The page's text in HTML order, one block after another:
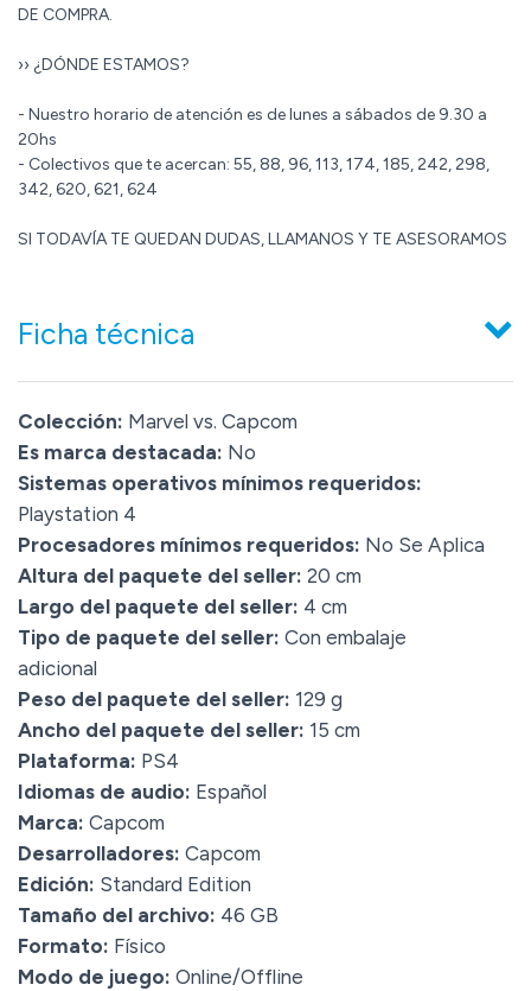
DE COMPRA.
›› ¿DÓNDE ESTAMOS?
- Nuestro horario de atención es de lunes a sábados de 9.30 a
20hs
- Colectivos que te acercan: 55, 88, 96, 113, 174, 185, 242, 298,
342, 620, 621, 624
SI TODAVÍA TE QUEDAN DUDAS, LLAMANOS Y TE ASESORAMOS
Ficha técnica
Colección: Marvel vs. Capcom
Es marca destacada: No
Sistemas operativos mínimos requeridos:
Playstation 4
Procesadores mínimos requeridos: No Se Aplica
Altura del paquete del seller: 20 cm
Largo del paquete del seller: 4 cm
Tipo de paquete del seller: Con embalaje
adicional
Peso del paquete del seller: 129 g
Ancho del paquete del seller: 15 cm
Plataforma: PS4
Idiomas de audio: Español
Marca: Capcom
Desarrolladores: Capcom
Edición: Standard Edition
Tamaño del archivo: 46 GB
Formato: Físico
Modo de juego: Online/Offline